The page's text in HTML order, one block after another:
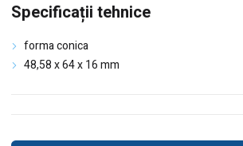
Specificații tehnice
forma conica
48,58 x 64 x 16 mm